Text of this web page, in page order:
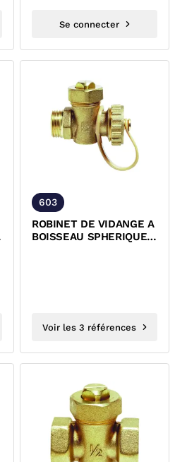
Se connecter
603
ROBINET DE VIDANGE A
BOISSEAU SPHERIQUE
Voir les 3 références